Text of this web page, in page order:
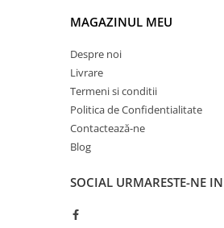
MAGAZINUL MEU
Despre noi
Livrare
Termeni si conditii
Politica de Confidentialitate
Contactează-ne
Blog
SOCIAL URMARESTE-NE